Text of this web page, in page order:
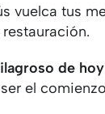
vuelca tus
de hoy
el